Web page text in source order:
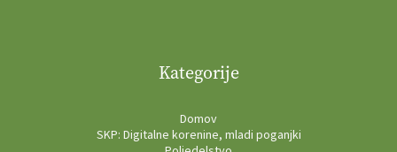
Kategorije
Domov
SKP: Digitalne korenine, mladi poganjki